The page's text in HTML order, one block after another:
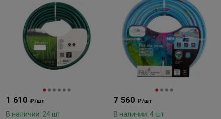
1 610 ₽/шт
В наличии: 24 шт
7 560 ₽/шт
В наличии: 4 шт